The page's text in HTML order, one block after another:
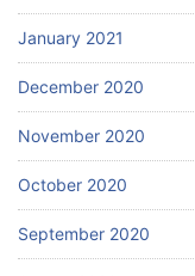
January 2021
December 2020
November 2020
October 2020
September 2020